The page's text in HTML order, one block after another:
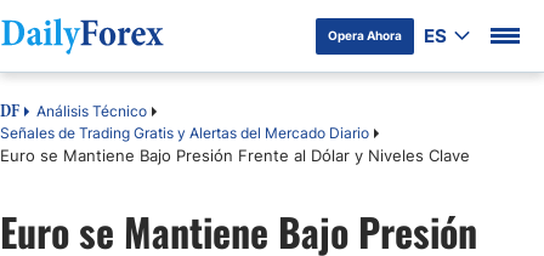
Opera Ahora ES
DF
Análisis Técnico
Señales de Trading Gratis y Alertas del Mercado Diario
Euro se Mantiene Bajo Presión Frente al Dólar y Niveles Clave
Euro se Mantiene Bajo Presión